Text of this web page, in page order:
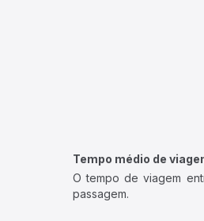
Tempo médio de
O tempo de viagem
passagem.